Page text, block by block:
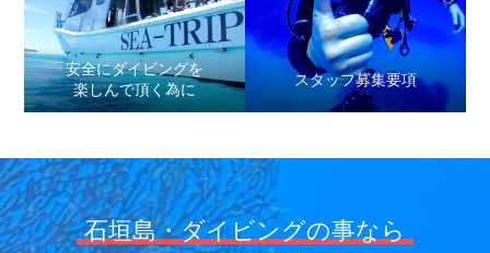
安全にダイビングを
楽しんで頂く為に
スタッフ募集要項
石垣島・ダイビングの事なら